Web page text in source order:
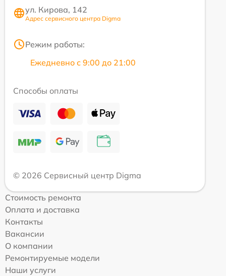
ул. Кирова, 142
Адрес сервисного центра Digma
Режим работы:
Ежедневно с 9:00 до 21:00
Способы оплаты
© 2026 Сервисный центр Digma
Стоимость ремонта
Оплата и доставка
Контакты
Вакансии
О компании
Ремонтируемые модели
Наши услуги